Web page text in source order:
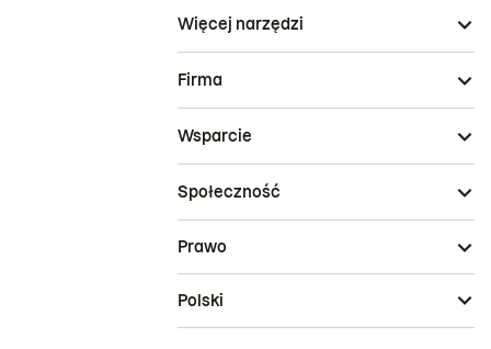
Więcej narzędzi
Firma
Wsparcie
Społeczność
Prawo
Polski